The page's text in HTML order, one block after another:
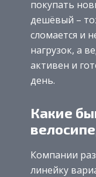
покупать
дешёвый –
сломается и
нагрузок, а
активен и
день.
Какие
Компании
линейку